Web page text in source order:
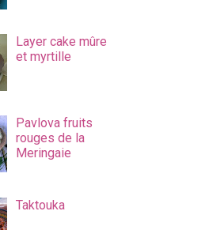
Layer cake mûre
et myrtille
Pavlova fruits
rouges de la
Meringaie
Taktouka